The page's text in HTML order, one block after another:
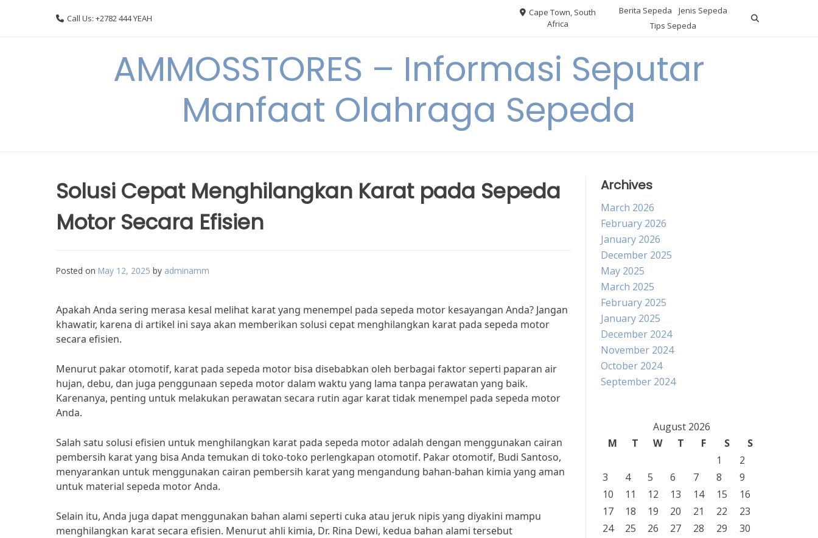
Call Us: +2782 444 YEAH
Cape Town, South
Africa
Berita Sepeda
Jenis Sepeda
Tips Sepeda
AMMOSSTORES – Informasi Seputar
Manfaat Olahraga Sepeda
Solusi Cepat Menghilangkan Karat pada Sepeda
Motor Secara Efisien
Posted on May 12, 2025 by adminamm
Apakah Anda sering merasa kesal melihat karat yang menempel pada sepeda motor kesayangan Anda? Jangan
khawatir, karena di artikel ini saya akan memberikan solusi cepat menghilangkan karat pada sepeda motor
secara efisien.
Menurut pakar otomotif, karat pada sepeda motor bisa disebabkan oleh berbagai faktor seperti paparan air
hujan, debu, dan juga penggunaan sepeda motor dalam waktu yang lama tanpa perawatan yang baik.
Karenanya, penting untuk melakukan perawatan secara rutin agar karat tidak menempel pada sepeda motor
Anda.
Salah satu solusi efisien untuk menghilangkan karat pada sepeda motor adalah dengan menggunakan cairan
pembersih karat yang bisa Anda temukan di toko-toko perlengkapan otomotif. Pakar otomotif, Budi Santoso,
menyarankan untuk menggunakan cairan pembersih karat yang mengandung bahan-bahan kimia yang aman
untuk material sepeda motor Anda.
Selain itu, Anda juga dapat menggunakan bahan alami seperti cuka atau jeruk nipis yang diyakini mampu
menghilangkan karat secara efisien. Menurut ahli kimia, Dr. Rina Dewi, kedua bahan alami tersebut
Archives
March 2026
February 2026
January 2026
December 2025
May 2025
March 2025
February 2025
January 2025
December 2024
November 2024
October 2024
September 2024
August 2026
M
T W T F S
S
1
2
3
4 5 6 7 8
9
10
11 12 13 14 15
16
17
18 19 20 21 22
23
24
25 26 27 28 29
30